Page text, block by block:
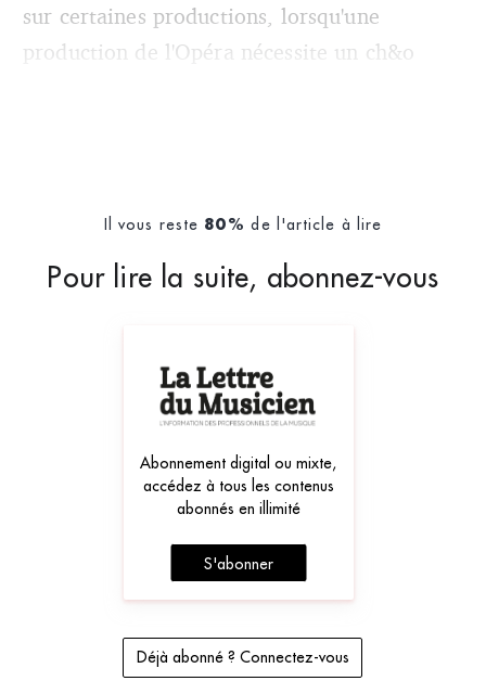
sur certaines productions, lorsqu'une
production de l'Opéra nécessite un ch&o
Il vous reste 80% de l'article à lire
Pour lire la suite, abonnez-vous
Abonnement digital ou mixte,
accédez à tous les contenus
abonnés en illimité
S'abonner
Déjà abonné ? Connectez-vous